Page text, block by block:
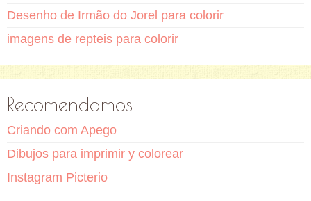
Desenho de Irmão do Jorel para colorir
imagens de repteis para colorir
Recomendamos
Criando com Apego
Dibujos para imprimir y colorear
Instagram Picterio